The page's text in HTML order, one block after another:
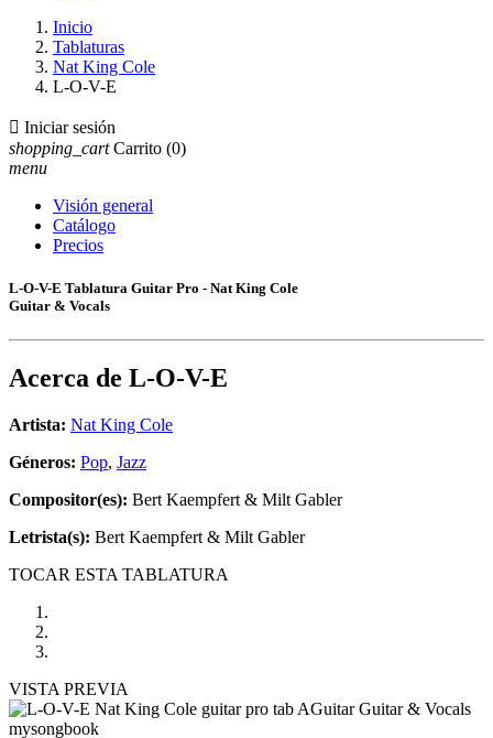
Inicio
Tablaturas
Nat King Cole
L-O-V-E
 Iniciar sesión
shopping_cart Carrito (0)
menu
Visión general
Catálogo
Precios
L-O-V-E Tablatura Guitar Pro - Nat King Cole
Guitar & Vocals
Acerca de L-O-V-E
Artista: Nat King Cole
Géneros: Pop, Jazz
Compositor(es): Bert Kaempfert & Milt Gabler
Letrista(s): Bert Kaempfert & Milt Gabler
TOCAR ESTA TABLATURA
VISTA PREVIA